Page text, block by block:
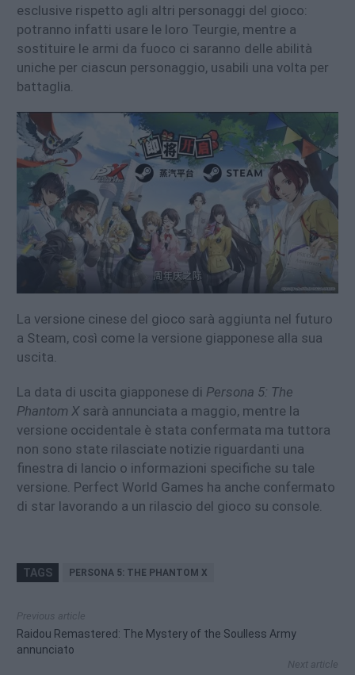
esclusive rispetto agli altri personaggi del gioco:
potranno infatti usare le loro Teurgie, mentre a
sostituire le armi da fuoco ci saranno delle abilità
uniche per ciascun personaggio, usabili una volta per
battaglia.
La versione cinese del gioco sarà aggiunta nel futuro
a Steam, così come la versione giapponese alla sua
uscita.
La data di uscita giapponese di Persona 5: The
Phantom X sarà annunciata a maggio, mentre la
versione occidentale è stata confermata ma tuttora
non sono state rilasciate notizie riguardanti una
finestra di lancio o informazioni specifiche su tale
versione. Perfect World Games ha anche confermato
di star lavorando a un rilascio del gioco su console.
TAGS PERSONA 5: THE PHANTOM X
Previous article
Raidou Remastered: The Mystery of the Soulless Army
annunciato
Next article